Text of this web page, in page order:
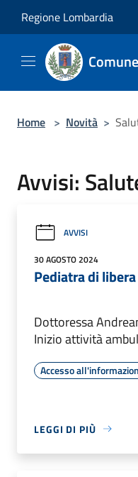
Regione Lombardia
Home > Novità >
Avvisi:
AVVISI
30 AGOSTO 2024
Pediatra di
Dottoressa
Inizio attività
Accesso
LEGGI DI PIÙ